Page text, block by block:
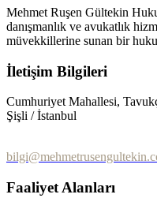
Mehmet Ruşen Gültekin
danışmanlık ve avukatlık
müvekkillerine sunan bir
İletişim Bilgileri
Cumhuriyet Mahallesi,
Şişli / İstanbul
Faaliyet Alanları